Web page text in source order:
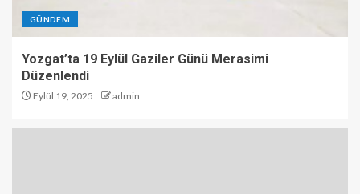
GÜNDEM
Yozgat’ta 19 Eylül Gaziler Günü Merasimi
Düzenlendi
Eylül 19, 2025 admin